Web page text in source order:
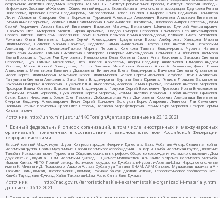
сохранению наследия академика Сахарова, МЕМО. РУ, Институт региональной прессы, Институт Развития Свободы
Информации, Экозащита!-Женсовет, Общественный вердикт, Евразийская антимонопольная ассоциация, Дзугкоева Регина
Николаевна, Кривенко Сергей Владимирович, Милославский Павел Юрьевич, Шнырова Ольга Вадимовна, Чанышева
Лилия Айратовна, Сидорович Ольга Борисовна, Туровский Александр Алексеевич, Васильева Анастасия Евгеньевна,
Ривина Анна Валерьевна, Бурдина Юлия Владимировна, Бойко Анатолий Николаевич, Пивоваров Андрей Сергеевич, Дугин
Сергей Георгиевич, Аверин Виталий Евгеньевич, Барахоев Магомед Бекханович, Шевченко Дмитрий Александрович,
Шарипков Олег Викторович, Мошель Ирина Ароновна, Шведов Григорий Сергеевич, Пономарев Лев Александрович,
Созаев Валерий Валерьевич, Каргалицкий Борис Юльевич, Исакова Ирина Александровна, Исламов Тимур Рифгатович,
Романова Ольга Евгеньевна, Щаров Сергей Алексадрович, Цирульников Борис Альбертович, Халидова Марина
Владимировна, Людевиг Марина Зариевна, Федотова Галина Анатольевна, Паутов Юрий Анатольевич, Верховский
Александр Маркович, Пислакова-Паркер Марина Петровна, Кочеткова Татьяна Владимировна, Чуркина Наталья
Валерьевна, Акимова Татьяна Николаевна, Золотарева Екатерина Александровна, Рачинский Ян Збигневич, Жемкова
Елена Борисовна, Гудков Лев Дмитриевич, Илларионова Юлия Юрьевна, Саранг Анна Васильевна, Захарова Светлана
Сергеевна, Щур Татьяна Михайловна, Щур Николай Алексеевич, Аверин Владимир Анатольевич, Блинушов Андрей
Юрьевич, Мосин Алексей Геннадьевич, Гефтер Валентин Михайлович, Симонов Алексей Кириллович, Флиге Ирина
Анатольевна, Мельникова Валентина Дмитриевна, Вититинова Елена Владимировна, Баженова Светлана Куприяновна,
Исаев Сергей Владимирович, Максимов Сергей Владимирович, Беляев Сергей Иванович, Голубева Елена Николаевна,
Ганнушкина Светлана Алексеевна, Закс Елена Владимировна, Буртина Елена Юрьевна, Гендель Людмила Залмановна,
Кокорина Екатерина Алексеевна, Шуманов Илья Вячеславович, Арапова Галина Юрьевна, Свечников Анатолий Мариевич,
Прохоров Вадим Юрьевич, Шахова Елена Владимировна, Подузов Сергей Васильевич, Протасова Ирина Вячеславовна,
Литинский Леонид Борисович, Лукашевский Сергей Маркович, Бахмин Вячеслав Иванович, Шабад Анатолий Ефимович,
Сухих Дарья Николаевна, Орлов Олег Петрович, Добровольская Анна Дмитриевна, Королева Александра Евгеньевна,
Смирнов Владимир Александрович, Вицин Сергей Ефимович, Золотухин Борис Андреевич, Левинсон Лев Семенович,
Локшина Татьяна Иосифовна, Орлов Олег Петрович, Полякова Мара Федоровна, Резник Генри Маркович, Захаров Герман
Константинович
Источник: http://unro.minjust.ru/NKOForeignAgent.aspxданные на 23.12.2021
* Единый федеральный список организаций, в том числе иностранных и международных
организаций, признанных в соответствии с законодательством Российской Федерации
террористическими:
Высший военный Маджлисуль Шура, Конгресс народов Ичкерии и Дагестана, База, Асбат аль-Ансар, Священная война,
Исламская группа, Братья-мусульмане, Партия исламского освобождения, Лашкар-И-Тайба, Исламская группа, Движение
Талибан, Исламская партия Туркестана, Общество социальных реформ, Общество возрождения исламского наследия, Дом
двух святых, Джунд аш-Шам, Исламский джихад – Джамаат моджахедов, Аль-Каида в странах исламского Магриба,
Имарат Кавказ, АБТО, Правый сектор, Исламское государство, Джабха аль-Нусра ли-Ахль аш-Шам, Народное ополчение
имени К. Минина и Д. Пожарского, Аджр от Аллаха Субхану уа Тагьаля SHAM, АУМ Синрике, Муджахеды джамаата Ат-
Тавхида Валь-Джихад, Чистопольский Джамаат, Рохнамо ба суи давлати исломи, Террористическое сообщество Сеть,
Катиба Таухид валь-Джихад, Хайят Тахрир аш-Шам, Ахлю Сунна Валь Джамаа
Источник: http://nac.gov.ru/terroristicheskie-i-ekstremistskie-organizacii-i-materialy.html
данные на 06.12.2021